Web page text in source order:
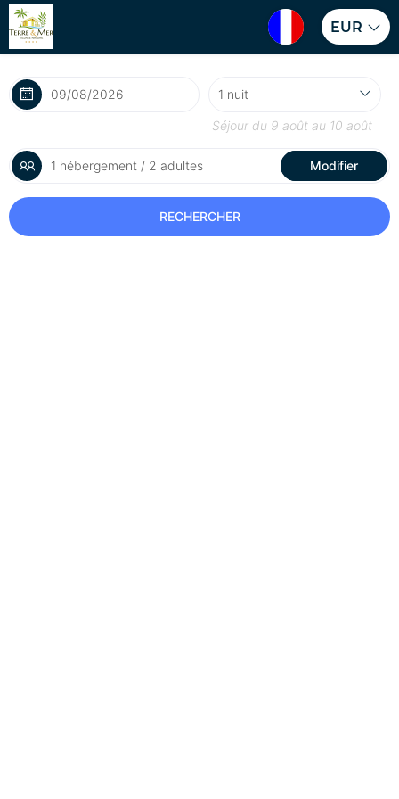
EUR
Séjour du 9 août au 10 août
1 hébergement / 2 adultes Modifier